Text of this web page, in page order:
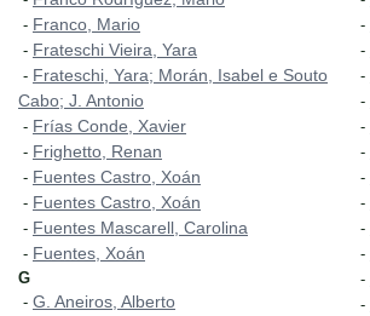
- Franco, Mario
- Frateschi Vieira, Yara
- Frateschi, Yara; Morán, Isabel e Souto
Cabo; J. Antonio
- Frías Conde, Xavier
- Frighetto, Renan
- Fuentes Castro, Xoán
- Fuentes Castro, Xoán
- Fuentes Mascarell, Carolina
- Fuentes, Xoán
G
- G. Aneiros, Alberto
-
-
-
-
-
-
-
-
-
-
-
-